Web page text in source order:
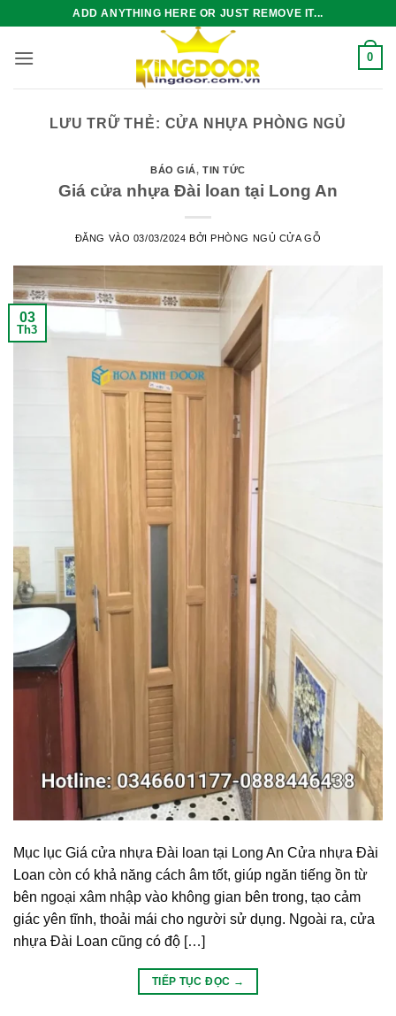
nội
ADD ANYTHING HERE OR JUST REMOVE IT...
0
LƯU TRỮ THẺ: CỬA NHỰA PHÒNG NGỦ
BÁO GIÁ,TIN TỨC
Giá cửa nhựa Đài loan tại Long An
ĐĂNG VÀO 03/03/2024 BỞIPHÒNG NGỦ CỬA GỖ
03
Th3
Mục lục Giá cửa nhựa Đài loan tại Long An Cửa nhựa Đài
Loan còn có khả năng cách âm tốt, giúp ngăn tiếng ồn từ
bên ngoại xâm nhập vào không gian bên trong, tạo cảm
giác yên tĩnh, thoải mái cho người sử dụng. Ngoài ra, cửa
nhựa Đài Loan cũng có độ […]
TIẾP TỤC ĐỌC →